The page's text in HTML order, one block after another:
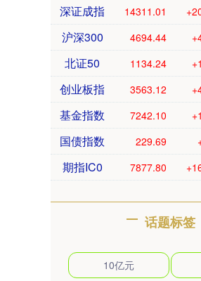
深证成指 14311.01
沪深300 4694.44
北证50 1134.24
创业板指 3563.12
基金指数 7242.10
国债指数 229.69
期指IC0 7877.80
话题标签
10亿元